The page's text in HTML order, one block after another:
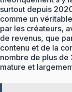
surtout depuis
comme un
par les créateurs,
de revenus, que
contenu et de la
nombre de plus de
mature et